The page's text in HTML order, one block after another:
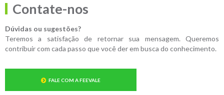
Contate-nos
Dúvidas ou sugestões?
Teremos a satisfação de retornar sua mensagem. Queremos
contribuir com cada passo que você der em busca do conhecimento.
FALE COM A FEEVALE